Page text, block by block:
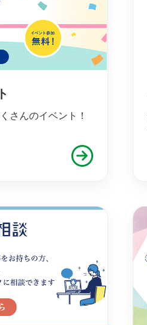
さんのイベント！